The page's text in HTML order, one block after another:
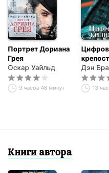
Портрет Дориана
Грея
Оскар Уайльд
9 часов 46 минут
Дэн
13
Книги автора